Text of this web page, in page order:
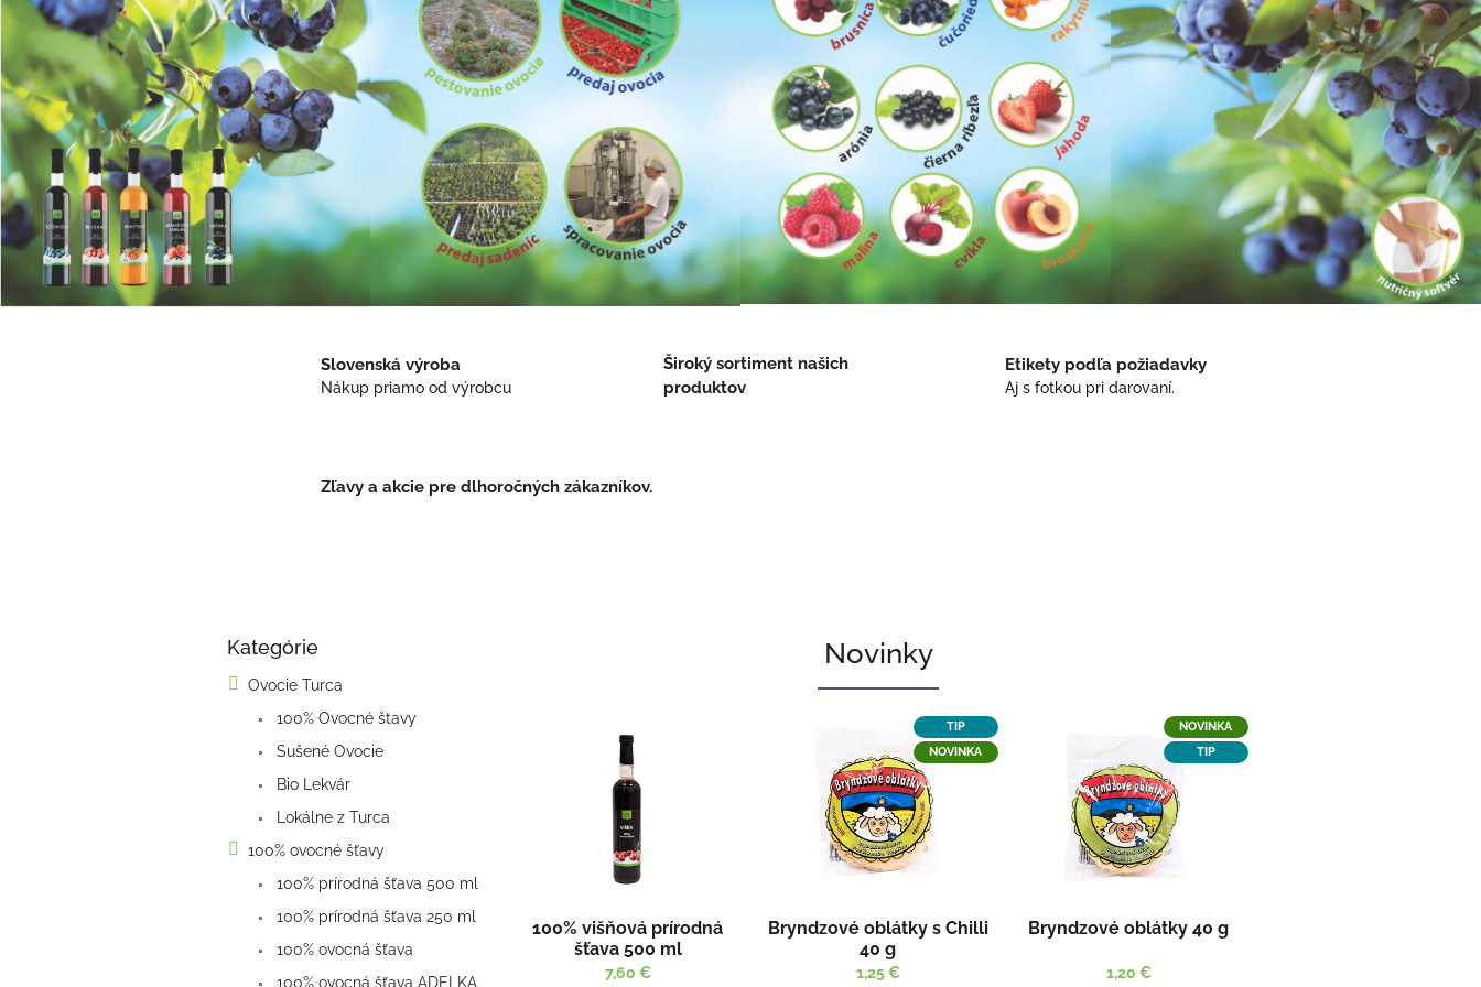
Slovenská výroba
Nákup priamo od výrobcu
Široký sortiment našich
produktov
Etikety podľa požiadavky
Aj s fotkou pri darovaní.
Zľavy a akcie pre dlhoročných zákazníkov.
Preskočiť
Kategórie
Ovocie Turca
100% Ovocné štavy
Sušené Ovocie
Bio Lekvár
Lokálne z Turca
100% ovocné šťavy
100% prírodná šťava 500 ml
100% prírodná šťava 250 ml
100% ovocná šťava
100% ovocná šťava ADELKA
Novinky
100% višňová prírodná
šťava 500 ml
7,60 €
TIP
NOVINKA
Bryndzové oblátky s Chilli
40 g
1,25 €
NOVINKA
TIP
Bryndzové oblátky 40 g
1,20 €